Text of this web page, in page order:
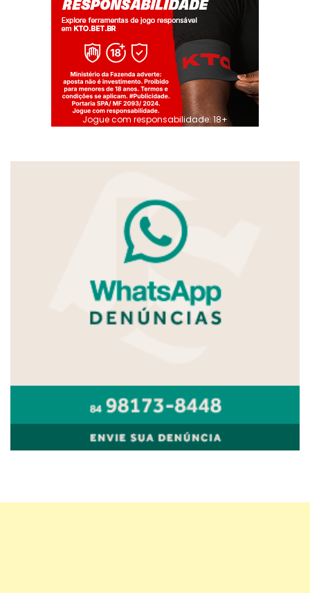
Jogue com responsabilidade. 18+